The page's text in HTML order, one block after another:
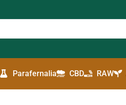
Parafernalia CBD RAW